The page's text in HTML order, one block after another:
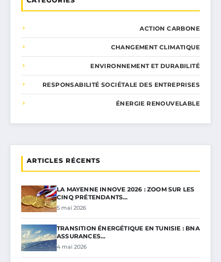
ACTION CARBONE
CHANGEMENT CLIMATIQUE
ENVIRONNEMENT ET DURABILITÉ
RESPONSABILITÉ SOCIÉTALE DES ENTREPRISES
ÉNERGIE RENOUVELABLE
ARTICLES RÉCENTS
LA MAYENNE INNOVE 2026 : ZOOM SUR LES
CINQ PRÉTENDANTS…
5 mai 2026
TRANSITION ÉNERGÉTIQUE EN TUNISIE : BNA
ASSURANCES…
4 mai 2026